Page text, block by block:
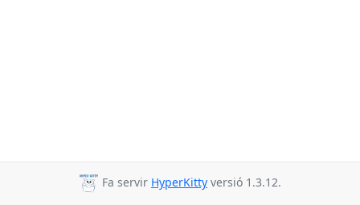
Fa servir HyperKitty versió 1.3.12.